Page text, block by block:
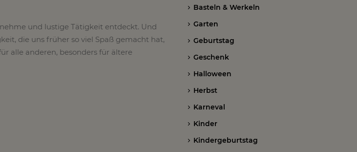
und lustige Tätigkeit entdeckt. Und
die uns früher so viel Spaß gemacht hat,
alle anderen, besonders für ältere
Basteln & Werkeln
Garten
Geburtstag
Geschenk
Halloween
Herbst
Karneval
Kinder
Kindergeburtstag